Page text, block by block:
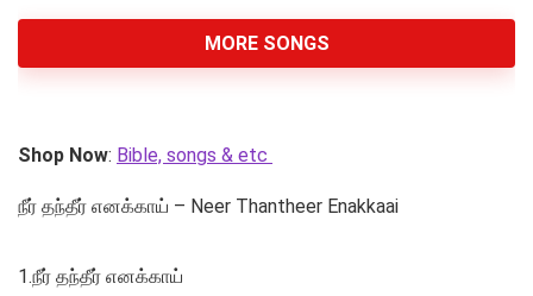
MORE SONGS
Shop Now: Bible, songs & etc
நீர் தந்தீர் எனக்காய் – Neer Thantheer Enakkaai
1.நீர் தந்தீர் எனக்காய்